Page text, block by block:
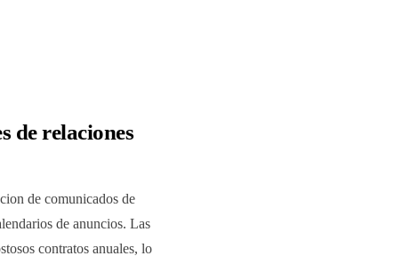
de relaciones
de comunicados de
de anuncios. Las
contratos anuales, lo